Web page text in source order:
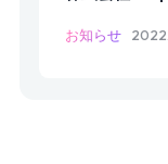
お知らせ